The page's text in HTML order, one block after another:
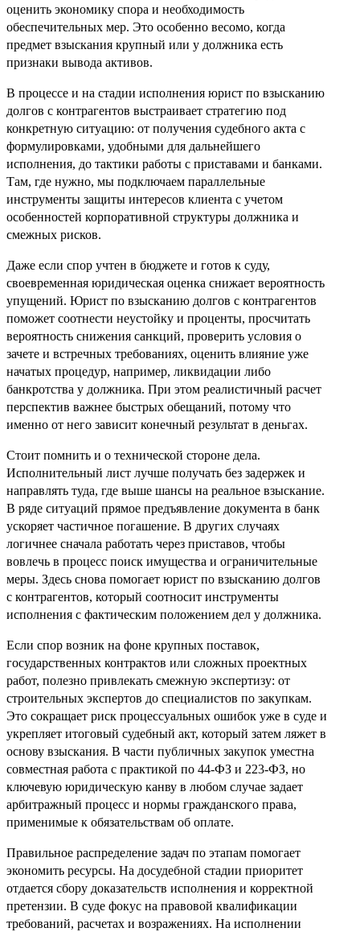
оценить экономику спора и необходимость
обеспечительных мер. Это особенно весомо, когда
предмет взыскания крупный или у должника есть
признаки вывода активов.
В процессе и на стадии исполнения юрист по взысканию
долгов с контрагентов выстраивает стратегию под
конкретную ситуацию: от получения судебного акта с
формулировками, удобными для дальнейшего
исполнения, до тактики работы с приставами и банками.
Там, где нужно, мы подключаем параллельные
инструменты защиты интересов клиента с учетом
особенностей корпоративной структуры должника и
смежных рисков.
Даже если спор учтен в бюджете и готов к суду,
своевременная юридическая оценка снижает вероятность
упущений. Юрист по взысканию долгов с контрагентов
поможет соотнести неустойку и проценты, просчитать
вероятность снижения санкций, проверить условия о
зачете и встречных требованиях, оценить влияние уже
начатых процедур, например, ликвидации либо
банкротства у должника. При этом реалистичный расчет
перспектив важнее быстрых обещаний, потому что
именно от него зависит конечный результат в деньгах.
Стоит помнить и о технической стороне дела.
Исполнительный лист лучше получать без задержек и
направлять туда, где выше шансы на реальное взыскание.
В ряде ситуаций прямое предъявление документа в банк
ускоряет частичное погашение. В других случаях
логичнее сначала работать через приставов, чтобы
вовлечь в процесс поиск имущества и ограничительные
меры. Здесь снова помогает юрист по взысканию долгов
с контрагентов, который соотносит инструменты
исполнения с фактическим положением дел у должника.
Если спор возник на фоне крупных поставок,
государственных контрактов или сложных проектных
работ, полезно привлекать смежную экспертизу: от
строительных экспертов до специалистов по закупкам.
Это сокращает риск процессуальных ошибок уже в суде и
укрепляет итоговый судебный акт, который затем ляжет в
основу взыскания. В части публичных закупок уместна
совместная работа с практикой по 44-ФЗ и 223-ФЗ, но
ключевую юридическую канву в любом случае задает
арбитражный процесс и нормы гражданского права,
применимые к обязательствам об оплате.
Правильное распределение задач по этапам помогает
экономить ресурсы. На досудебной стадии приоритет
отдается сбору доказательств исполнения и корректной
претензии. В суде фокус на правовой квалификации
требований, расчетах и возражениях. На исполнении